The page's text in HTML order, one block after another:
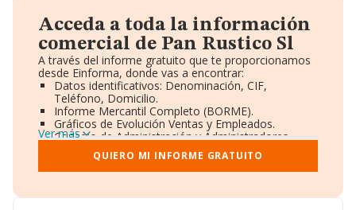
Acceda a toda la información
comercial de Pan Rustico Sl
A través del informe gratuito que te proporcionamos
desde Einforma, donde vas a encontrar:
Datos identificativos: Denominación, CIF,
Teléfono, Domicilio.
Informe Mercantil Completo (BORME).
Gráficos de Evolución Ventas y Empleados.
Consejo de Administración y Administradores.
Directivos y Ejecutivos.
Accionistas.
Participaciones y Vinculaciones en otras empresas.
Información oficial y registral complementaria.
Ver más
QUIERO MI INFORME GRATUITO